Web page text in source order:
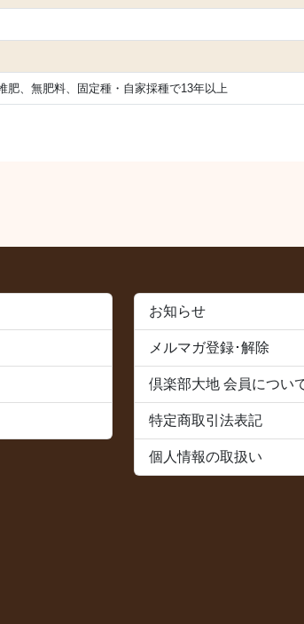
肥、無肥料、固定種・自家採種で13年以上
お知らせ
メルマガ登録･解除
倶楽部大地 会員につい
特定商取引法表記
個人情報の取扱い